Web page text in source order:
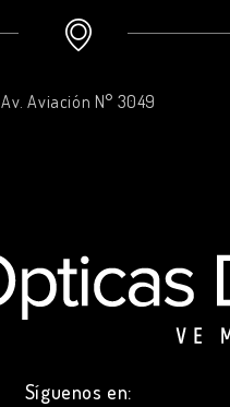
Av. Aviación N° 3049
Síguenos en: